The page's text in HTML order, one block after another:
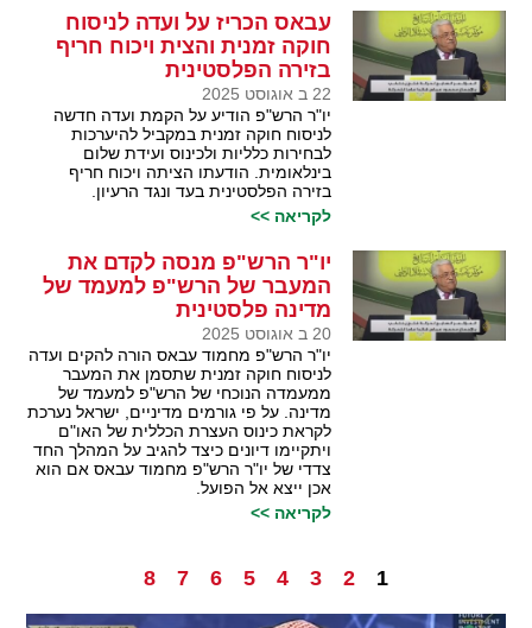
עבאס הכריז על ועדה לניסוח
חוקה זמנית והצית ויכוח חריף
בזירה הפלסטינית
22 ב אוגוסט 2025
יו"ר הרש"פ הודיע על הקמת ועדה חדשה
לניסוח חוקה זמנית במקביל להיערכות
לבחירות כלליות ולכינוס ועידת שלום
בינלאומית. הודעתו הציתה ויכוח חריף
בזירה הפלסטינית בעד ונגד הרעיון.
לקריאה >>
יו"ר הרש"פ מנסה לקדם את
המעבר של הרש"פ למעמד של
מדינה פלסטינית
20 ב אוגוסט 2025
יו"ר הרש"פ מחמוד עבאס הורה להקים ועדה
לניסוח חוקה זמנית שתסמן את המעבר
ממעמדה הנוכחי של הרש"פ למעמד של
מדינה. על פי גורמים מדיניים, ישראל נערכת
לקראת כינוס העצרת הכללית של האו"ם
ויתקיימו דיונים כיצד להגיב על המהלך החד
צדדי של יו"ר הרש"פ מחמוד עבאס אם הוא
אכן ייצא אל הפועל.
לקריאה >>
1
2
3
4
5
6
7
8